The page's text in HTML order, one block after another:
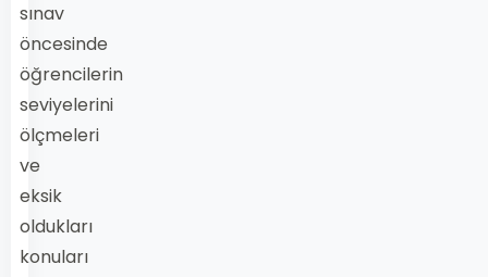
sınav
öncesinde
öğrencilerin
seviyelerini
ölçmeleri
ve
eksik
oldukları
konuları